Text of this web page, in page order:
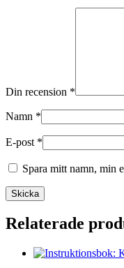
Din recension *
Namn *
E-post *
Spara mitt namn, min
Skicka
Relaterade